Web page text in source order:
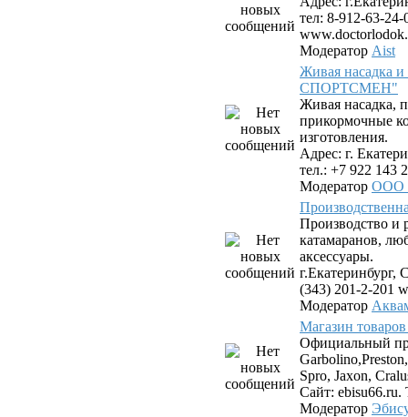
тел: 8-912-63-
Модератор Aist
Живая насадка
СПОРТСМЕН"
Живая насадка,
прикормочные
изготовления.
Адрес: г.
тел.: +7 922 143
Модератор ООО
Производство
катамаранов,
аксессуары.
г.Екатеринбург,
(343) 201-2-201
Модератор
Магазин
Официальный
Spro, Jaxon,
Сайт: ebisu66.ru.
Модератор